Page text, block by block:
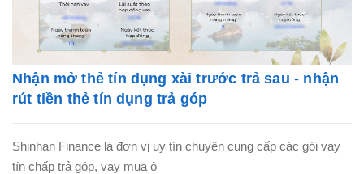
Nhận mở thẻ tín dụng xài trước trả sau - nhận
rút tiền thẻ tín dụng trả góp
Shinhan Finance là đơn vị uy tín chuyên cung cấp các gói vay
tín chấp trả góp, vay mua ô